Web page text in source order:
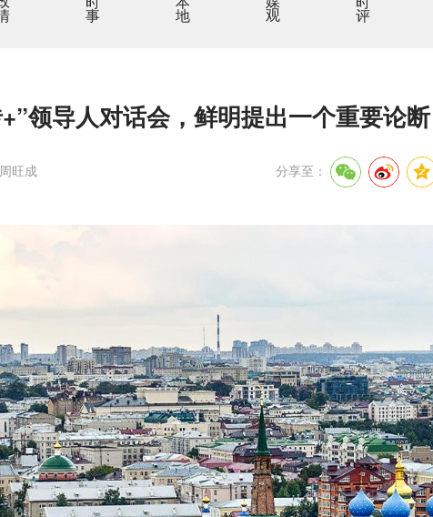
领导人对话会，鲜明提出一个重要论断
旺成 分享至：